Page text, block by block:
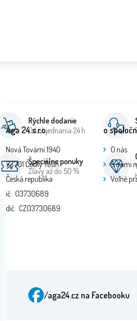
Rýchle dodanie
Od objednania 24 h
Špeciálne ponuky
Zľavy až do 50 %
Aga 24 s.r.o.
Nová Tovární 1940
73701 Český Těšín
Česká republika
ič: 03730689
dič: CZ03730689
o
O nás
S nami
Voľné
/aga24.cz na Facebooku